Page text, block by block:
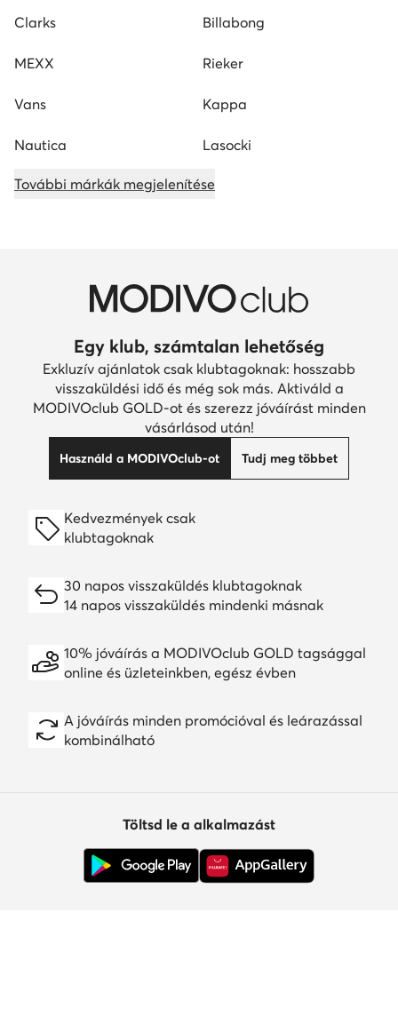
Clarks Billabong
MEXX Rieker
Vans Kappa
Nautica Lasocki
További márkák megjelenítése
Egy klub, számtalan lehetőség
Exkluzív ajánlatok csak klubtagoknak: hosszabb
visszaküldési idő és még sok más. Aktiváld a
MODIVOclub GOLD-ot és szerezz jóváírást minden
vásárlásod után!
Használd a MODIVOclub-ot Tudj meg többet
Kedvezmények csak
klubtagoknak
30 napos visszaküldés klubtagoknak
14 napos visszaküldés mindenki másnak
10% jóváírás a MODIVOclub GOLD tagsággal
online és üzleteinkben, egész évben
A jóváírás minden promócióval és leárazással
kombinálható
Töltsd le a alkalmazást